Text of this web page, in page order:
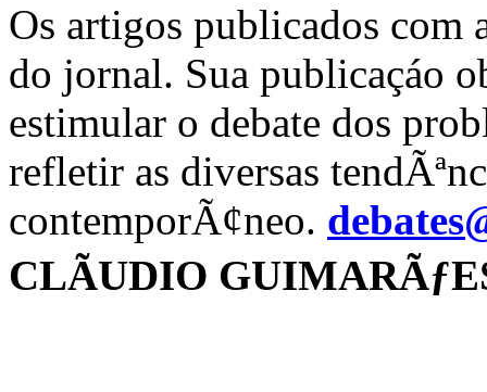
Os artigos publicados com
do jornal. Sua publicaçáo
estimular o debate dos
refletir as diversas
contemporÃ¢neo.
CLÃUDIO